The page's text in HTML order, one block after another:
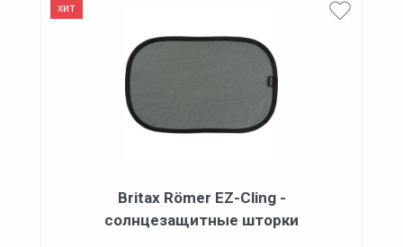
хит
Britax Römer EZ-Cling -
солнцезащитные шторки